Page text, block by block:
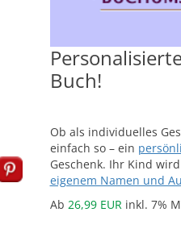
Buch!
Ob als individuelles
einfach so – ein
Geschenk. Ihr Kind
eigenem Namen und
Ab 26,99 EURinkl. 7%